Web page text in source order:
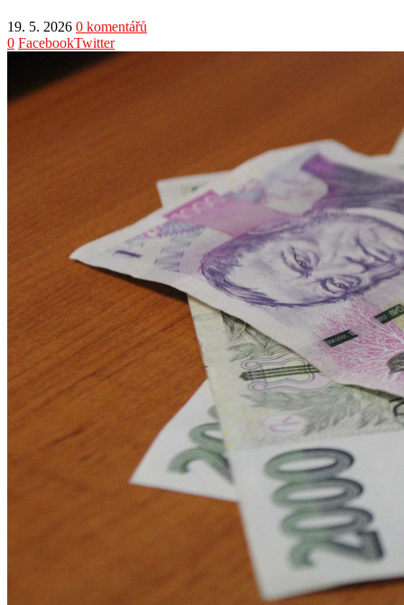
19. 5. 2026 0 komentářů
0 FacebookTwitter